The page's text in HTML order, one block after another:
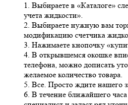
1. Выбираете в «Каталоге»
учета жидкости».
2. Выбираете нужную вам
модификацию счетчика
3. Нажимаете кнопочку
4. В открывшемся окошке
телефона, можно дописать
желаемое количество товара.
5. Все. Просто ждите нашего
6. В течение ближайшего